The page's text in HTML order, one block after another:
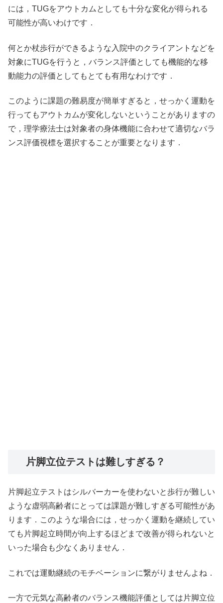
には，TUGをアウトカムとしても十分な変化が得られる
可能性が高いわけです．
何とか杖歩行ができるような入院中のクライアントなどを
対象にTUGを行うと，バランス評価としても機能的な移
動能力の評価としてもとても有用なわけです．
このように課題の難易度が簡単すぎると，せっかく運動を
行ってもアウトカムが変化しないということがありますの
で，理学療法士は対象者の身体機能に合わせて適切なバラ
ンス評価視標を選択することが重要となります．
片脚立位テストは難しすぎる？
片脚起立テストはシルバーカーを使わないと歩行が難しい
ような虚弱高齢者にとっては課題が難しすぎる可能性があ
ります．このような場合には，せっかく運動を継続してい
ても片脚起立時間が向上するほどまで改善が得られないと
いった場合も少なくありません．
これでは運動継続のモチベーションに繋がりませんよね．
一方で元気な高齢者のバランス機能評価としては片脚立位